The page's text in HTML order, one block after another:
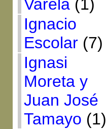
Varela(1)
Ignacio
Escolar(7)
Ignasi
Moreta y
Juan José
Tamayo (1)